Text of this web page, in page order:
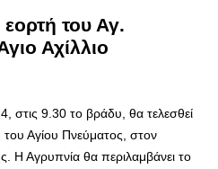
του Αγ.
Αχίλλιο
στις 9.30 το βράδυ, θα τελεσθεί
του Αγίου Πνεύματος, στον
Η Αγρυπνία θα περιλαμβάνει το